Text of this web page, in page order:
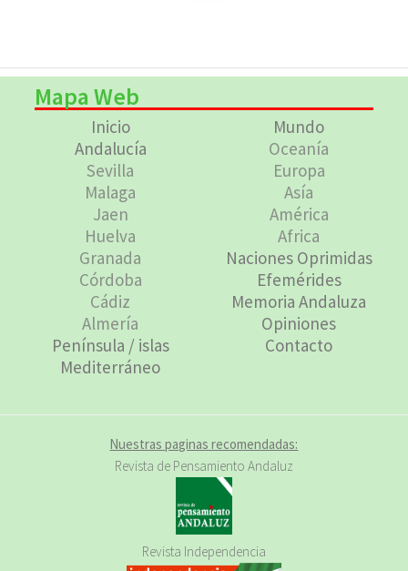
Mapa Web
Inicio
Andalucía
Sevilla
Malaga
Jaen
Huelva
Granada
Córdoba
Cádiz
Almería
Península / islas
Mediterráneo
Mundo
Oceanía
Europa
Asía
América
Africa
Naciones Oprimidas
Efemérides
Memoria Andaluza
Opiniones
Contacto
Nuestras paginas recomendadas:
Revista de Pensamiento Andaluz
Revista Independencia